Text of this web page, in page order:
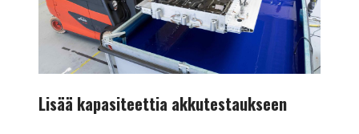
Lisää kapasiteettia akkutestaukseen